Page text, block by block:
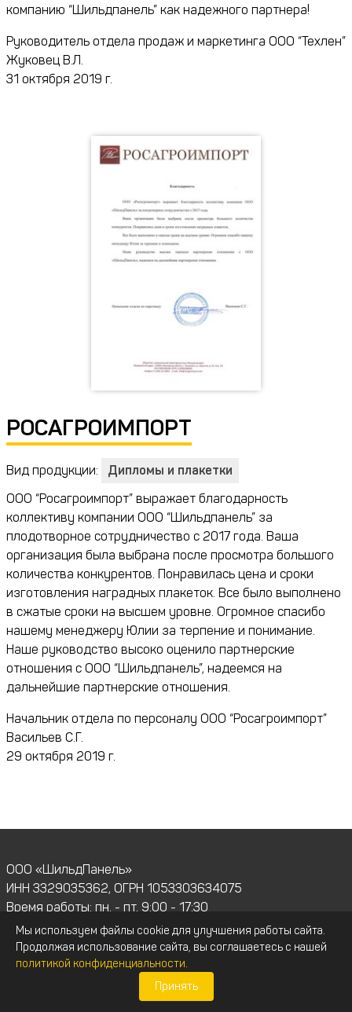
компанию “Шильдпанель” как надежного партнера!
Руководитель отдела продаж и маркетинга ООО “Техлен”
Жуковец В.Л.
31 октября 2019 г.
РОСАГРОИМПОРТ
Вид продукции:
Дипломы и плакетки
ООО “Росагроимпорт” выражает благодарность
коллективу компании ООО “Шильдпанель” за
плодотворное сотрудничество с 2017 года. Ваша
организация была выбрана после просмотра большого
количества конкурентов. Понравилась цена и сроки
изготовления наградных плакеток. Все было выполнено
в сжатые сроки на высшем уровне. Огромное спасибо
нашему менеджеру Юлии за терпение и понимание.
Наше руководство высоко оценило партнерские
отношения с ООО “Шильдпанель”, надеемся на
дальнейшие партнерские отношения.
Начальник отдела по персоналу ООО “Росагроимпорт”
Васильев С.Г.
29 октября 2019 г.
ООО «ШильдПанель»
ИНН 3329035362, ОГРН 1053303634075
Время работы: пн. - пт. 9:00 - 17:30
Убедительная просьба – перед приездом обязательно
отзвонитесь, в здании пропускная система!
8 (800) 777-51-02
Бесплатный звонок по РФ
Мы используем файлы cookie для улучшения работы сайта.
Продолжая использование сайта, вы соглашаетесь с нашей
политикой конфиденциальности.
Принять